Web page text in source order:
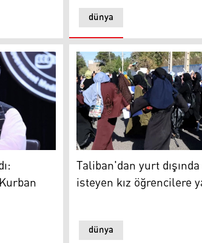
dünya
Mücahid Taliban'dan yurt dışında
dünya
Taliban'dan yurt
isteyen kız öğrencilere